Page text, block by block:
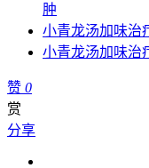
肿
小青龙汤加味治
小青龙汤加味治
赞 0
赏
分享